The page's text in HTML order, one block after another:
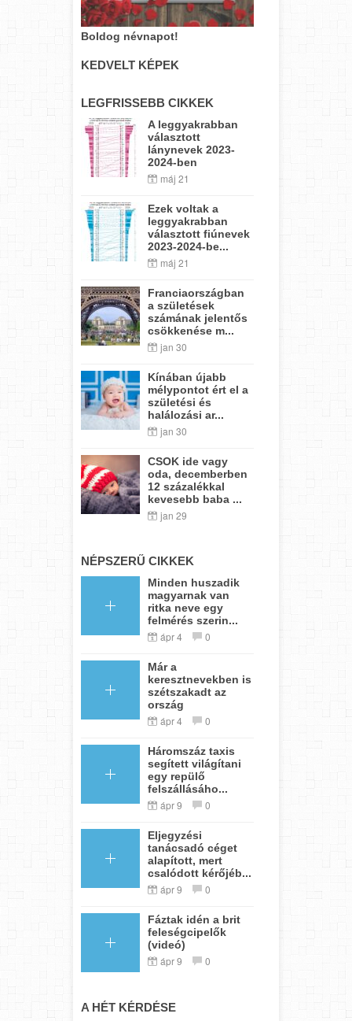
Boldog névnapot!
KEDVELT KÉPEK
LEGFRISSEBB CIKKEK
A leggyakrabban
választott
lánynevek 2023-
2024-ben
máj 21
Ezek voltak a
leggyakrabban
választott fiúnevek
2023-2024-be...
máj 21
Franciaországban
a születések
számának jelentős
csökkenése m...
jan 30
Kínában újabb
mélypontot ért el a
születési és
halálozási ar...
jan 30
CSOK ide vagy
oda, decemberben
12 százalékkal
kevesebb baba ...
jan 29
NÉPSZERŰ CIKKEK
Minden huszadik
magyarnak van
ritka neve egy
felmérés szerin...
ápr 4 0
Már a
keresztnevekben is
szétszakadt az
ország
ápr 4 0
Háromszáz taxis
segített világítani
egy repülő
felszállásáho...
ápr 9 0
Eljegyzési
tanácsadó céget
alapított, mert
csalódott kérőjéb...
ápr 9 0
Fáztak idén a brit
feleségcipelők
(videó)
ápr 9 0
A HÉT KÉRDÉSE